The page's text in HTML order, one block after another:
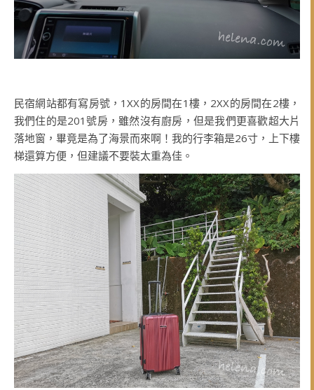
民宿網站都有寫房號，1XX的房間在1樓，2XX的房間在2樓，
我們住的是201號房，雖然沒有廚房，但是我們更喜歡超大片
落地窗，畢竟是為了海景而來啊！我的行李箱是26寸，上下樓
梯還算方便，但建議不要裝太重為佳。